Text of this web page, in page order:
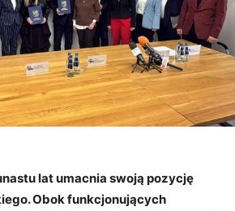
lat umacnia swoją pozycję
Obok funkcjonujących